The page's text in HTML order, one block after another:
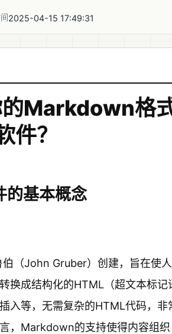
2025-04-15 17:49:31
的Markdown格
件？
的基本概念
（John Gruber）创建，旨在使人
换成结构化的HTML（超文本标记
入等，无需复杂的HTML代码，非
，Markdown的支持使得内容组织